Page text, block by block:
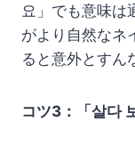
요」でも意味は
がより自然なネ
ると意外とすん
コツ3：「살다